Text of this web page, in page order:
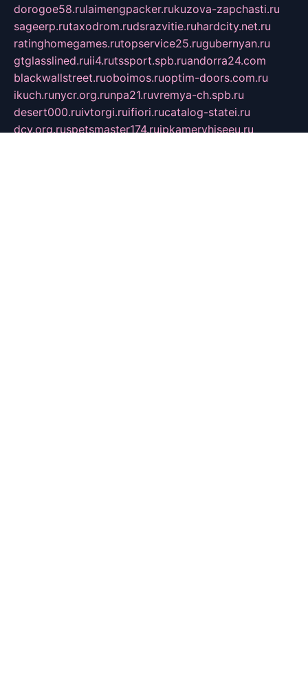
dorogoe58.rulaimengpacker.rukuzova-zapchasti.ru
sageerp.rutaxodrom.rudsrazvitie.ruhardcity.net.ru
ratinghomegames.rutopservice25.rugubernyan.ru
gtglasslined.ruii4.rutssport.spb.ruandorra24.com
blackwallstreet.ruoboimos.ruoptim-doors.com.ru
ikuch.runycr.org.runpa21.ruvremya-ch.spb.ru
desert000.ruivtorgi.ruifiori.rucatalog-statei.ru
dcv.org.ruspetsmaster174.ruipkameryhiseeu.ru